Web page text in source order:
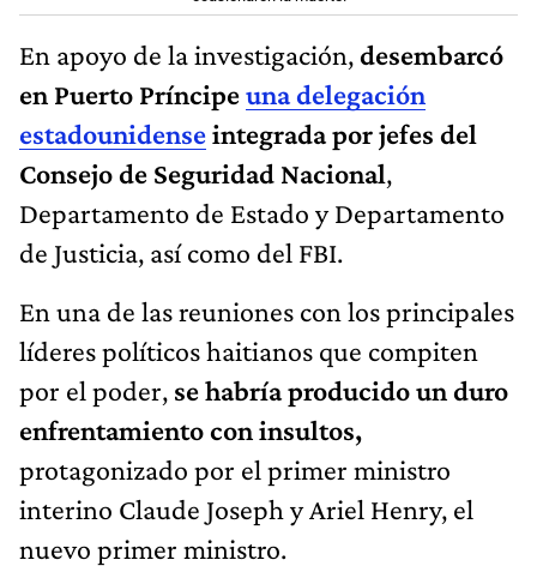
En apoyo de la investigación,desembarcó
en Puerto Príncipeuna delegación
estadounidenseintegrada por jefes del
Consejo de Seguridad Nacional,
Departamento de Estado y Departamento
de Justicia, así como del FBI.
En una de las reuniones con los principales
líderes políticos haitianos que compiten
por el poder, se habría producido un duro
enfrentamiento con insultos,
protagonizado por el primer ministro
interino Claude Joseph y Ariel Henry, el
nuevo primer ministro.